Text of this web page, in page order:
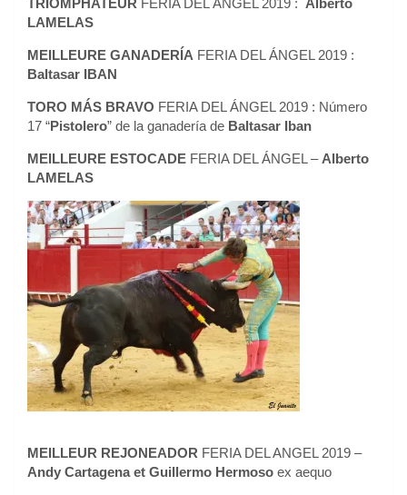
LAMELAS
MEILLEURE GANADERÍA FERIA DEL ÁNGEL 2019 :
Baltasar IBAN
TORO MÁS BRAVO FERIA DEL ÁNGEL 2019 : Número
17 “Pistolero” de la ganadería de Baltasar Iban
MEILLEURE ESTOCADE FERIA DEL ÁNGEL – Alberto
LAMELAS
MEILLEUR REJONEADOR FERIA DEL ANGEL 2019 –
Andy Cartagena et Guillermo Hermoso ex aequo